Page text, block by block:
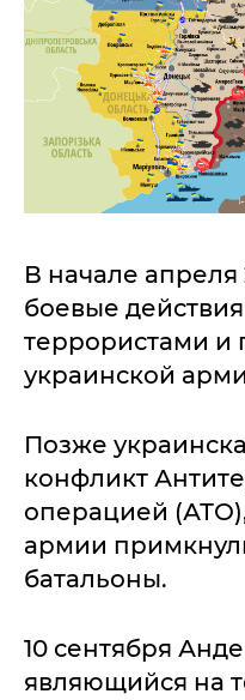
В начале апреля
боевые
террористами и
украинской
Позже
конфликт
операцией
армии
батальоны.
10 сентября
являющийся на